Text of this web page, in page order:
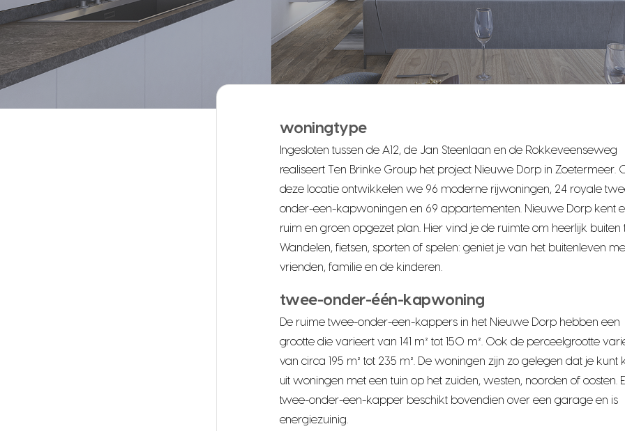
woningtype
Ingesloten tussen de A12, de Jan Steenlaan en de Rokkeveenseweg
realiseert Ten Brinke Group het project Nieuwe Dorp in Zoetermeer.
deze locatie ontwikkelen we 96 moderne rijwoningen, 24 royale
onder-een-kapwoningen en 69 appartementen. Nieuwe Dorp kent
ruim en groen opgezet plan. Hier vind je de ruimte om heerlijk buiten
Wandelen, fietsen, sporten of spelen: geniet je van het buitenleven
vrienden, familie en de kinderen.
twee-onder-één-kapwoning
De ruime twee-onder-een-kappers in het Nieuwe Dorp hebben een
grootte die varieert van 141 m² tot 150 m². Ook de perceelgrootte
van circa 195 m² tot 235 m². De woningen zijn zo gelegen dat je kunt
uit woningen met een tuin op het zuiden, westen, noorden of oosten.
twee-onder-een-kapper beschikt bovendien over een garage en is
energiezuinig.